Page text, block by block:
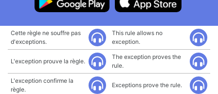
Cette règle ne souffre pas
d'exceptions.
This rule allows no
exception.
L'exception prouve la règle.
The exception proves the
rule.
L'exception confirme la
règle.
Exceptions prove the rule.